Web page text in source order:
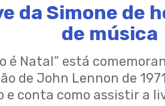
da Simone de
de música
é Natal” está
de John Lennon de
e conta como assistir a